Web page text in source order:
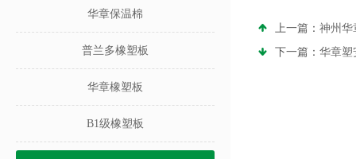
华章保温棉
普兰多橡塑板
华章橡塑板
B1级橡塑板
上一篇： 神州华
下一篇： 华章塑